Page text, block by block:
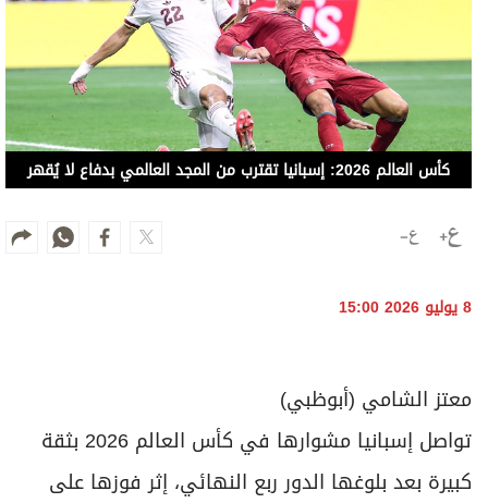
كأس العالم 2026: إسبانيا تقترب من المجد العالمي بدفاع لا يُقهر
8 يوليو 2026 15:00
معتز الشامي (أبوظبي)
تواصل إسبانيا مشوارها في كأس العالم 2026 بثقة
كبيرة بعد بلوغها الدور ربع النهائي، إثر فوزها على